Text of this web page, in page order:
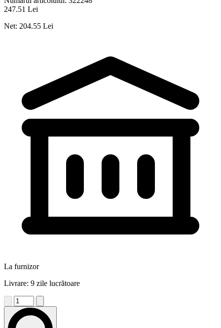
247.51 Lei
Net: 204.55 Lei
La furnizor
Livrare: 9 zile lucrătoare